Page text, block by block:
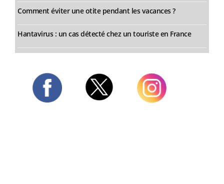
Comment éviter une otite pendant les vacances ?
Hantavirus : un cas détecté chez un touriste en France